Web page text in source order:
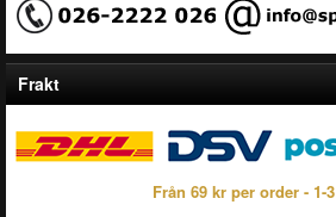
Frakt
Från 69 kr per order - 1-